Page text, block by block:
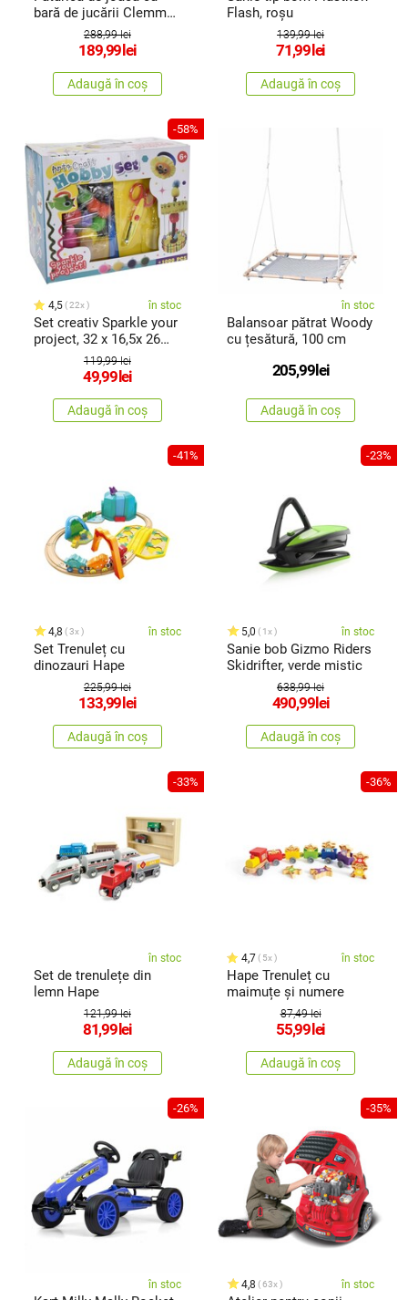
bară de jucării Clemmy
288,99 lei
189,99 lei
Adaugă în coș
Flash, roșu
139,99 lei
71,99 lei
Adaugă în coș
-58%
4,5 22x în stoc
Set creativ Sparkle your
project, 32 x 16,5x 26
119,99 lei
49,99 lei
Adaugă în coș
în stoc
Balansoar pătrat Woody
cu țesătură, 100 cm
205,99 lei
Adaugă în coș
-41%
4,8 3x în stoc
Set Trenuleț cu
dinozauri Hape
225,99 lei
133,99 lei
Adaugă în coș
-23%
5,0 1x în stoc
Sanie bob Gizmo Riders
Skidrifter, verde mistic
638,99 lei
490,99 lei
Adaugă în coș
-33%
în stoc
Set de trenulețe din
lemn Hape
121,99 lei
81,99 lei
Adaugă în coș
-36%
4,7 5x în stoc
Hape Trenuleț cu
maimuțe și numere
87,49 lei
55,99 lei
Adaugă în coș
-26%
în stoc
-35%
4,8 63x în stoc